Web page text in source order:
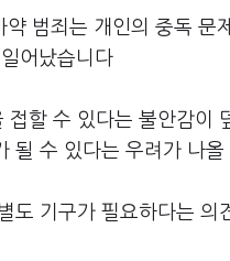
범죄는 개인의 중독 문
어났습니다
할 수 있다는 불안감이
될 수 있다는 우려가 나올
도 기구가 필요하다는